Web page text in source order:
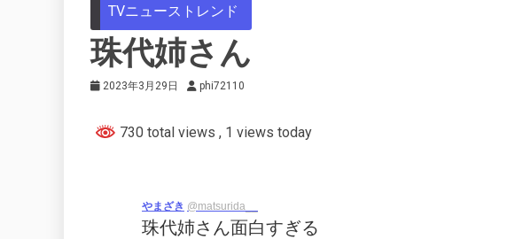
TVニューストレンド
珠代姉さん
2023年3月29日 phi72110
730 total views , 1 views today
やまざき @matsurida__
珠代姉さん面白すぎる